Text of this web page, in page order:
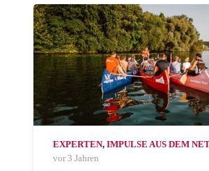
EXPERTEN,IMPULSE AUS DEM
vor 3 Jahren